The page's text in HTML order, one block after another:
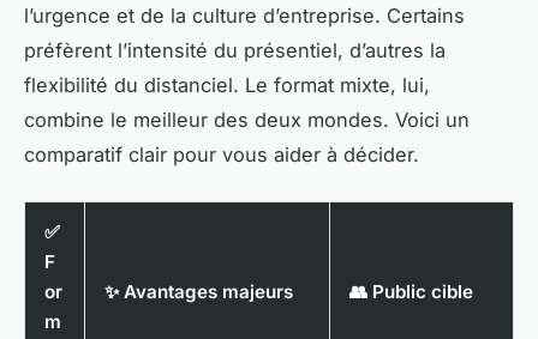
l’urgence et de la culture d’entreprise. Certains
préfèrent l’intensité du présentiel, d’autres la
flexibilité du distanciel. Le format mixte, lui,
combine le meilleur des deux mondes. Voici un
comparatif clair pour vous aider à décider.
✅
F
or
m
✨ Avantages majeurs 👥 Public cible